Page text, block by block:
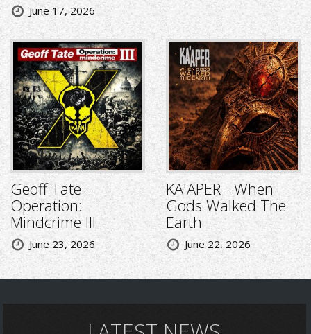
June 17, 2026
Geoff Tate -
Operation:
Mindcrime III
June 23, 2026
KA'APER - When
Gods Walked The
Earth
June 22, 2026